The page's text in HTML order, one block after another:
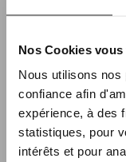
Nos Cookies
Nous utilisons
confiance afin
expérience, à des
statistiques, pour
intérêts et pour
La
La